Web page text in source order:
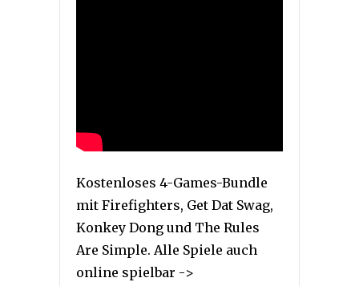
Kostenloses 4-Games-Bundle
mit Firefighters, Get Dat Swag,
Konkey Dong und The Rules
Are Simple. Alle Spiele auch
online spielbar ->